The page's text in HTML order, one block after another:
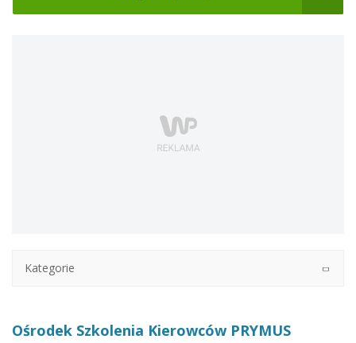
Ośrodek Szkolenia Kierowców PRYMUS
Kategorie